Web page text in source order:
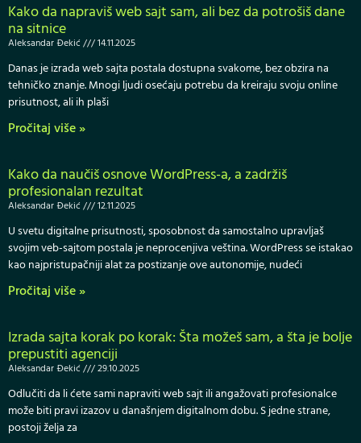
Kako da napraviš web sajt sam, ali bez da potrošiš dane
na sitnice
Aleksandar Đekić 14.11.2025
Danas je izrada web sajta postala dostupna svakome, bez obzira na
tehničko znanje. Mnogi ljudi osećaju potrebu da kreiraju svoju online
prisutnost, ali ih plaši
Pročitaj više »
Kako da naučiš osnove WordPress-a, a zadržiš
profesionalan rezultat
Aleksandar Đekić 12.11.2025
U svetu digitalne prisutnosti, sposobnost da samostalno upravljaš
svojim veb-sajtom postala je neprocenjiva veština. WordPress se istakao
kao najpristupačniji alat za postizanje ove autonomije, nudeći
Pročitaj više »
Izrada sajta korak po korak: Šta možeš sam, a šta je bolje
prepustiti agenciji
Aleksandar Đekić 29.10.2025
Odlučiti da li ćete sami napraviti web sajt ili angažovati profesionalce
može biti pravi izazov u današnjem digitalnom dobu. S jedne strane,
postoji želja za